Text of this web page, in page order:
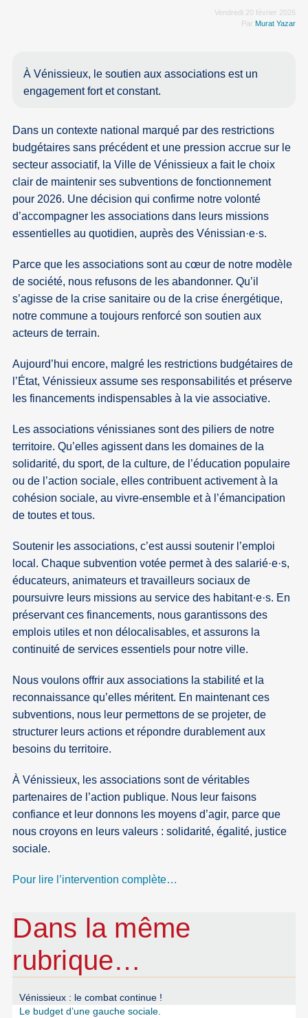
Vendredi 20 février 2026
Par Murat Yazar
À Vénissieux, le soutien aux associations est un
engagement fort et constant.
Dans un contexte national marqué par des restrictions
budgétaires sans précédent et une pression accrue sur le
secteur associatif, la Ville de Vénissieux a fait le choix
clair de maintenir ses subventions de fonctionnement
pour 2026. Une décision qui confirme notre volonté
d’accompagner les associations dans leurs missions
essentielles au quotidien, auprès des Vénissian·e·s.
Parce que les associations sont au cœur de notre modèle
de société, nous refusons de les abandonner. Qu’il
s’agisse de la crise sanitaire ou de la crise énergétique,
notre commune a toujours renforcé son soutien aux
acteurs de terrain.
Aujourd’hui encore, malgré les restrictions budgétaires de
l’État, Vénissieux assume ses responsabilités et préserve
les financements indispensables à la vie associative.
Les associations vénissianes sont des piliers de notre
territoire. Qu’elles agissent dans les domaines de la
solidarité, du sport, de la culture, de l’éducation populaire
ou de l’action sociale, elles contribuent activement à la
cohésion sociale, au vivre-ensemble et à l’émancipation
de toutes et tous.
Soutenir les associations, c’est aussi soutenir l’emploi
local. Chaque subvention votée permet à des salarié·e·s,
éducateurs, animateurs et travailleurs sociaux de
poursuivre leurs missions au service des habitant·e·s. En
préservant ces financements, nous garantissons des
emplois utiles et non délocalisables, et assurons la
continuité de services essentiels pour notre ville.
Nous voulons offrir aux associations la stabilité et la
reconnaissance qu’elles méritent. En maintenant ces
subventions, nous leur permettons de se projeter, de
structurer leurs actions et répondre durablement aux
besoins du territoire.
À Vénissieux, les associations sont de véritables
partenaires de l’action publique. Nous leur faisons
confiance et leur donnons les moyens d’agir, parce que
nous croyons en leurs valeurs : solidarité, égalité, justice
sociale.
Pour lire l’intervention complète…
Dans la même
rubrique…
Vénissieux : le combat continue !
Le budget d’une gauche sociale.